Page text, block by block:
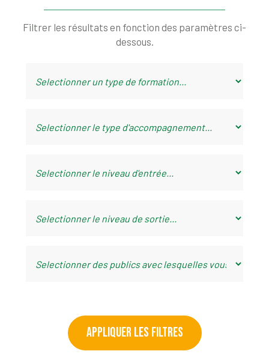
Filtrer les résultats en fonction des paramètres ci-
dessous.
APPLIQUER LES FILTRES